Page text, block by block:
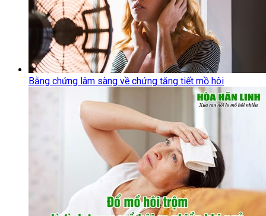
Bằng chứng lâm sàng về chứng tăng tiết mồ hôi